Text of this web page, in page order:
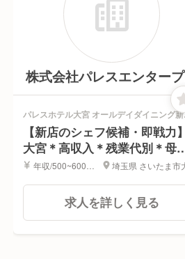
株式会社パレスエンター
イズ
パレスホテル大宮 オールデイダイニング新
(店名はまだ未定です) | 料理長・料理長候補
人【新店のシェフ候補・即戦力】
大宮＊高収入＊残業代別＊母
安定＊労働環境良し
年収/500~600万
埼玉県 さいたま市
求人を詳しく見る